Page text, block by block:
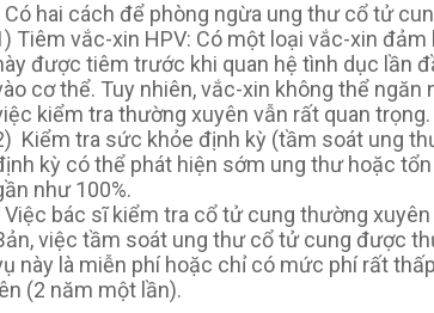
Có hai cách để phòng ngừa ung thư cổ tử
Tiêm vắc-xin HPV: Có một loại vắc-xin
được tiêm trước khi quan hệ tình dục lần
cơ thể. Tuy nhiên, vắc-xin không thể ngăn
kiểm tra thường xuyên vẫn rất quan trọng.
Kiểm tra sức khỏe định kỳ (tầm soát ung
kỳ có thể phát hiện sớm ung thư hoặc
như 100%.
Việc bác sĩ kiểm tra cổ tử cung thường
việc tầm soát ung thư cổ tử cung được
này là miễn phí hoặc chỉ có mức phí rất
lên (2 năm một lần).